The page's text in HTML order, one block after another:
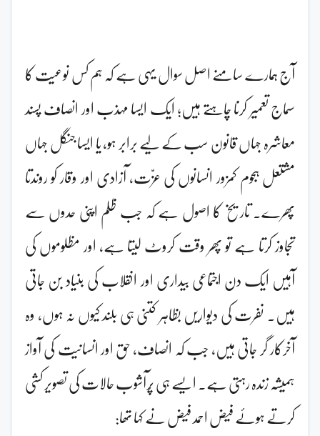
آج ہمارے سامنے اصل سوال یہی ہے کہ ہم کس نوعیت کا
سماج تعمیر کرنا چاہتے ہیں؛ ایک ایسا مہذب اور انصاف پسند
معاشرہ جہاں قانون سب کے لیے برابر ہو، یا ایسا جنگل جہاں
مشتعل ہجوم کمزور انسانوں کی عزّت، آزادی اور وقار کو روندتا
پھرے۔ تاریخ کا اصول ہے کہ جب ظلم اپنی حدوں سے
تجاوز کرتا ہے تو پھر وقت کروٹ لیتا ہے، اور مظلوموں کی
آہیں ایک دن اجتماعی بیداری اور انقلاب کی بنیاد بن جاتی
ہیں۔ نفرت کی دیواریں بظاہر کتنی ہی بلند کیوں نہ ہوں، وہ
آخرکار گر جاتی ہیں، جب کہ انصاف، حق اور انسانیت کی آواز
ہمیشہ زندہ رہتی ہے۔ ایسے ہی پُرآشوب حالات کی تصویر کشی
کرتے ہوئے فیض احمد فیض نے کہا تھا: